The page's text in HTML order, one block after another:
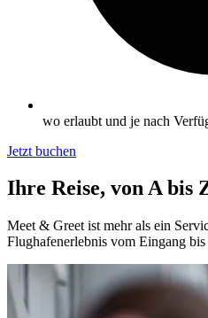
wo erlaubt und je nach
Jetzt buchen
Ihre Reise, von A bis
Meet & Greet ist mehr als ein
Flughafenerlebnis vom Eingang bis